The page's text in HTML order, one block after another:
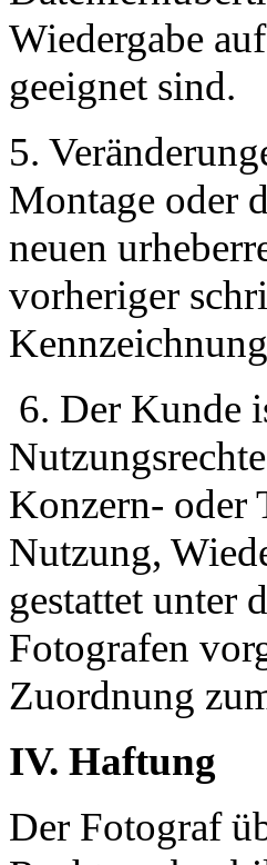
Wiedergabe
geeignet sind.
5.
Montage oder
neuen
vorheriger
6. Der Kunde
Konzern- oder
Nutzung,
gestattet unter
Fotografen
Zuordnung
IV. Haftung
Der Fotograf